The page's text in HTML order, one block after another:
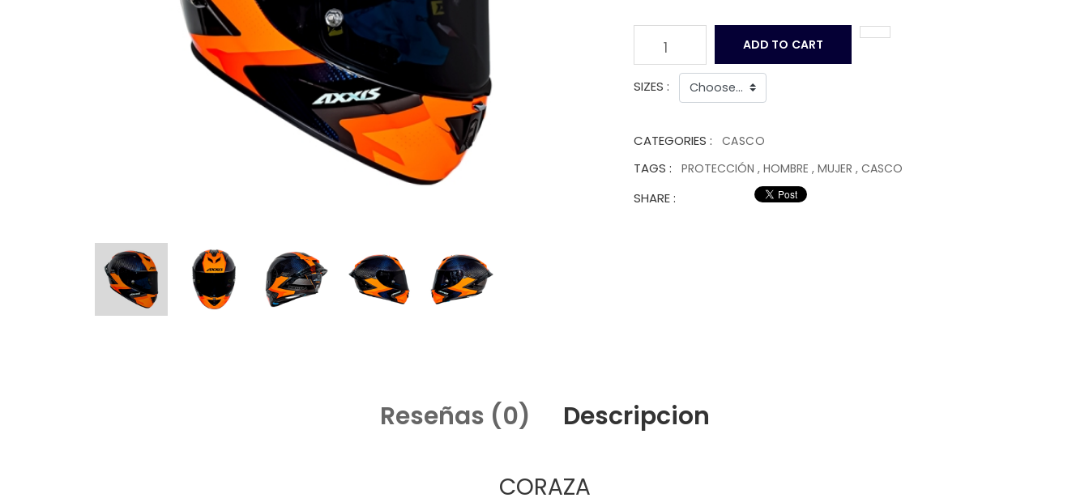
1 ADD TO CART
SIZES :
CATEGORIES : CASCO
TAGS : PROTECCIÓN , HOMBRE , MUJER , CASCO
SHARE :
Reseñas (0) Descripcion
CORAZA